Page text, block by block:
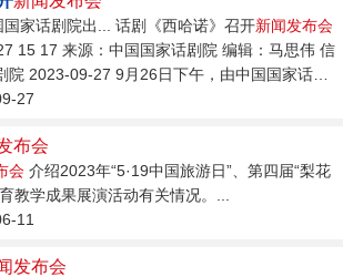
家话剧院出... 话剧《西哈诺》召开新闻发布会
15 17 来源：中国国家话剧院 编辑：马思伟 信
院 2023-09-27 9月26日下午，由中国国家话剧
哈诺》在北京举办
27
布会
会 介绍2023年“5·19中国旅游日”、第四届“梨花
教学成果展演活动有关情况。...
11
发布会